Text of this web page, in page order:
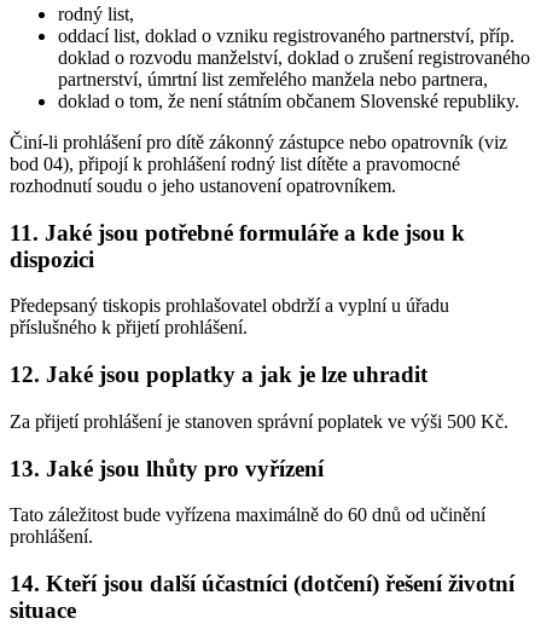
rodný list,
oddací list, doklad o vzniku registrovaného partnerství, příp.
doklad o rozvodu manželství, doklad o zrušení registrovaného
partnerství, úmrtní list zemřelého manžela nebo partnera,
doklad o tom, že není státním občanem Slovenské republiky.
Činí-li prohlášení pro dítě zákonný zástupce nebo opatrovník (viz
bod 04), připojí k prohlášení rodný list dítěte a pravomocné
rozhodnutí soudu o jeho ustanovení opatrovníkem.
11. Jaké jsou potřebné formuláře a kde jsou k
dispozici
Předepsaný tiskopis prohlašovatel obdrží a vyplní u úřadu
příslušného k přijetí prohlášení.
12. Jaké jsou poplatky a jak je lze uhradit
Za přijetí prohlášení je stanoven správní poplatek ve výši 500 Kč.
13. Jaké jsou lhůty pro vyřízení
Tato záležitost bude vyřízena maximálně do 60 dnů od učinění
prohlášení.
14. Kteří jsou další účastníci (dotčení) řešení životní
situace